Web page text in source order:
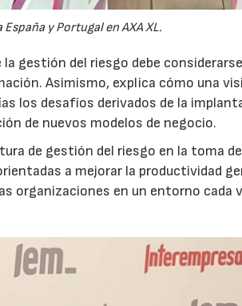
y Portugal en AXA XL.
gestión del riesgo debe
Asimismo, explica cómo una
los desafíos derivados de la
de nuevos modelos de negocio.
de gestión del riesgo en la toma de
a mejorar la productividad
organizaciones en un entorno cada